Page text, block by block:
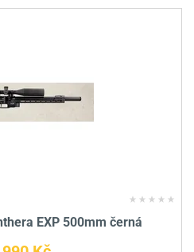
EXP 500mm černá